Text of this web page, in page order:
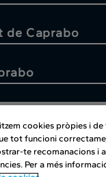
de Caprabo
Atenció al
cookies pròpies i
tot funcioni
te recomanacions i
Per a més